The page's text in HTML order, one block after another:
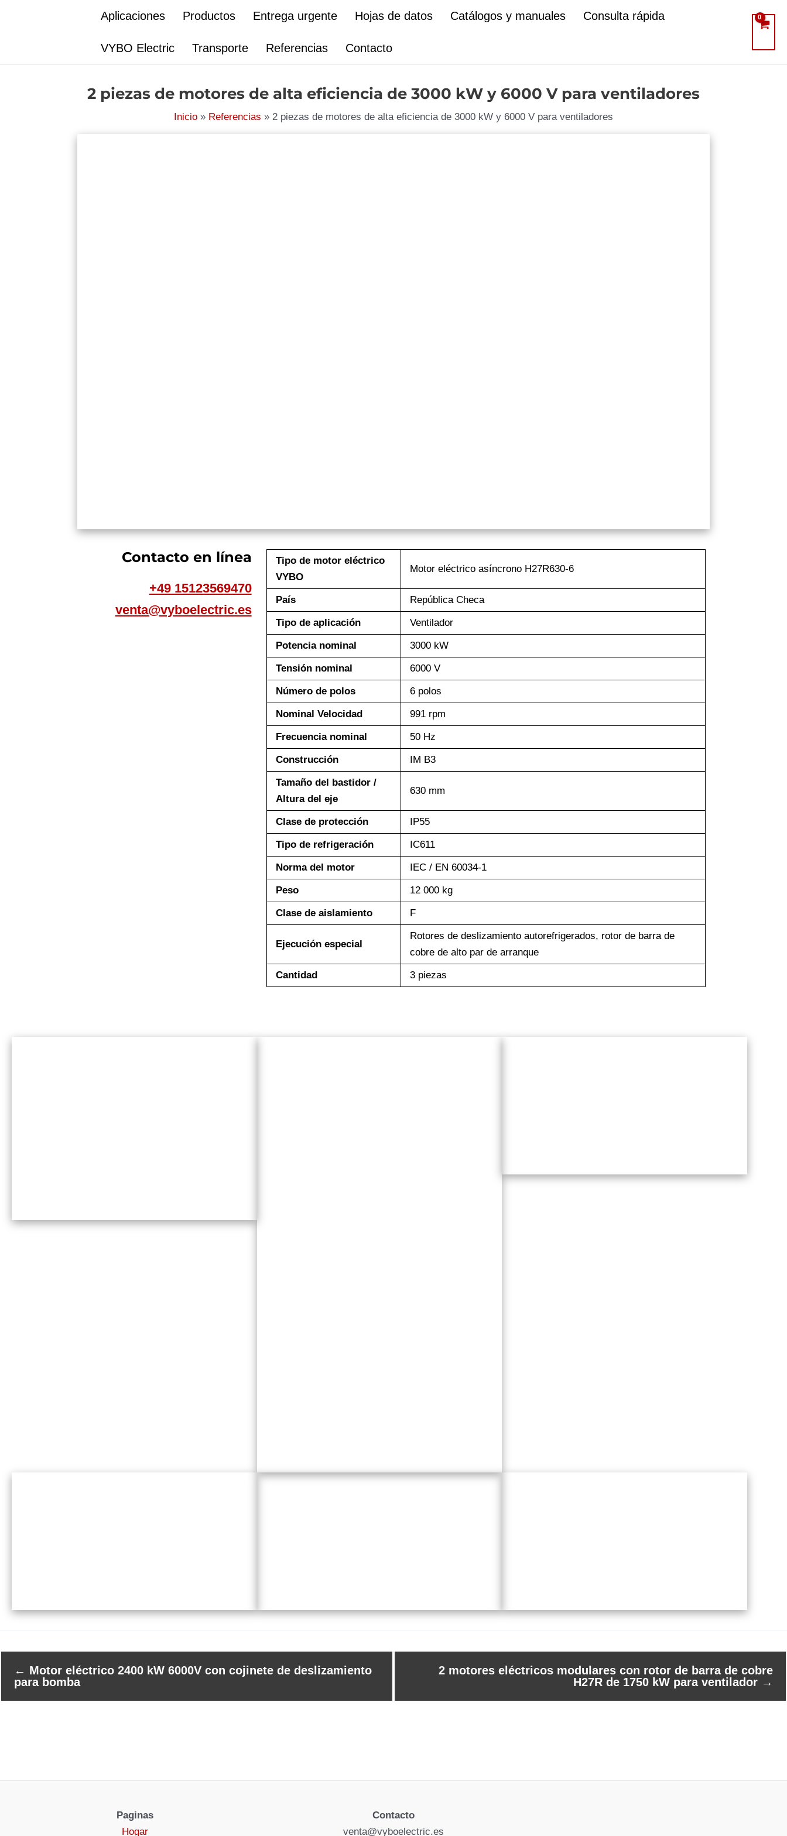
Aplicaciones Productos Entrega urgente Hojas de datos Catálogos y manuales Consulta rápida
VYBO Electric Transporte Referencias Contacto
2 piezas de motores de alta eficiencia de 3000 kW y 6000 V para ventiladores
Inicio Referencias 2 piezas de motores de alta eficiencia de 3000 kW y 6000 V para ventiladores
Contacto en línea
+49 15123569470
venta@vyboelectric.es
Tipo de motor eléctrico
VYBO
Motor eléctrico asíncrono H27R630-6
País República Checa
Tipo de aplicación Ventilador
Potencia nominal 3000 kW
Tensión nominal 6000 V
Número de polos 6 polos
Nominal Velocidad 991 rpm
Frecuencia nominal 50 Hz
Construcción IM B3
Tamaño del bastidor /
Altura del eje
630 mm
Clase de protección IP55
Tipo de refrigeración IC611
Norma del motor IEC / EN 60034-1
Peso 12 000 kg
Clase de aislamiento F
Ejecución especial
Rotores de deslizamiento autorefrigerados, rotor de barra de
cobre de alto par de arranque
Cantidad 3 piezas
← Motor eléctrico 2400 kW 6000V con cojinete de deslizamiento
para bomba
2 motores eléctricos modulares con rotor de barra de cobre
H27R de 1750 kW para ventilador →
Paginas
Hogar
Contacto
venta@vyboelectric.es